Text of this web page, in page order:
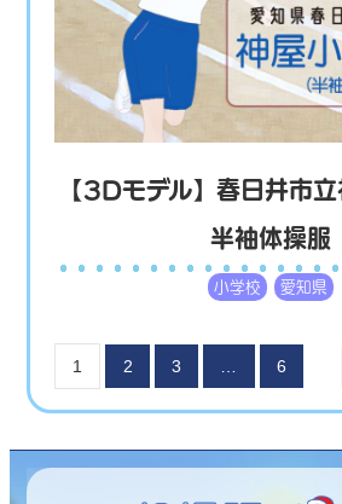
【3Dモデル】春日井市
半袖体操服
小学校 愛知県
1 2 3 6